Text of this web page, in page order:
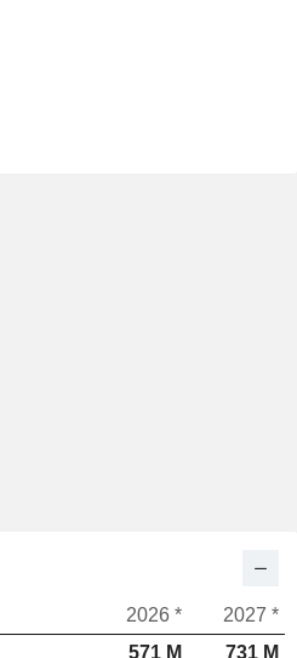
2026 *
2027 *
571 M
731 M